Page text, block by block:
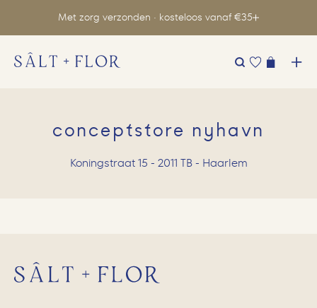
Met zorg verzonden · kosteloos vanaf €35
conceptstore nyhavn
Koningstraat 15 - 2011 TB - Haarlem